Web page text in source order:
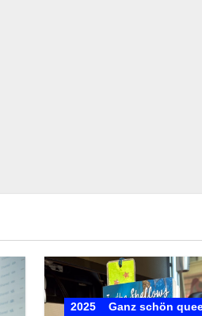
2025
Ganz schön